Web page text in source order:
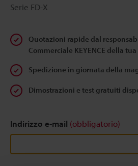
Serie FD-X
Quotazioni rapide dal
Commerciale KEYENCE della
Spedizione in giornata della
Dimostrazioni e test gratuiti
Indirizzo e-mail (obbligatorio)